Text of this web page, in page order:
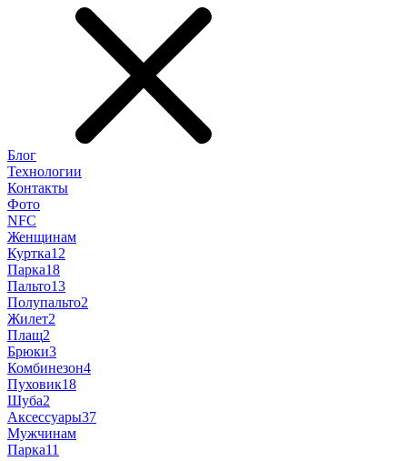
Блог
Технологии
Контакты
Фото
NFC
Женщинам
Куртка12
Парка18
Пальто13
Полупальто2
Жилет2
Плащ2
Брюки3
Комбинезон4
Пуховик18
Шуба2
Аксессуары37
Мужчинам
Парка11